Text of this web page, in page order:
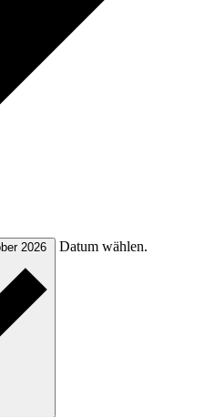
2026 Datum wählen.